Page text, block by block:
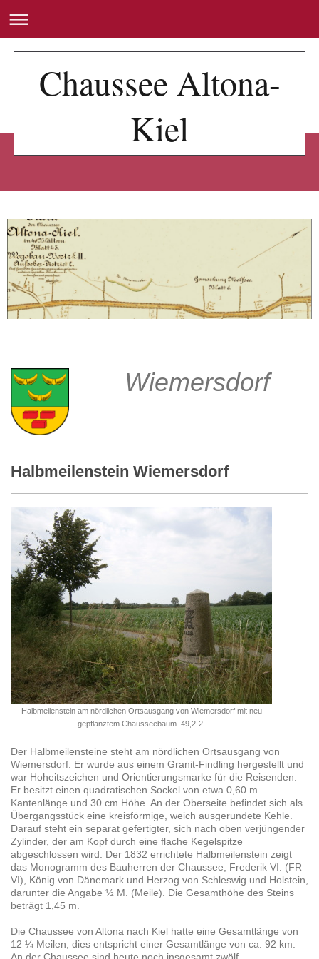
Chaussee Altona-
Kiel
Wiemersdorf
Halbmeilenstein Wiemersdorf
Halbmeilenstein am nördlichen Ortsausgang von Wiemersdorf mit neu
gepflanztem Chausseebaum. 49,2-2-
Der Halbmeilensteine steht am nördlichen Ortsausgang von
Wiemersdorf. Er wurde aus einem Granit-Findling hergestellt und
war Hoheitszeichen und Orientierungsmarke für die Reisenden.
Er besitzt einen quadratischen Sockel von etwa 0,60 m
Kantenlänge und 30 cm Höhe. An der Oberseite befindet sich als
Übergangsstück eine kreisförmige, weich ausgerundete Kehle.
Darauf steht ein separat gefertigter, sich nach oben verjüngender
Zylinder, der am Kopf durch eine flache Kegelspitze
abgeschlossen wird. Der 1832 errichtete Halbmeilenstein zeigt
das Monogramm des Bauherren der Chaussee, Frederik VI. (FR
VI), König von Dänemark und Herzog von Schleswig und Holstein,
darunter die Angabe ½ M. (Meile). Die Gesamthöhe des Steins
beträgt 1,45 m.
Die Chaussee von Altona nach Kiel hatte eine Gesamtlänge von
12 ¼ Meilen, dies entspricht einer Gesamtlänge von ca. 92 km.